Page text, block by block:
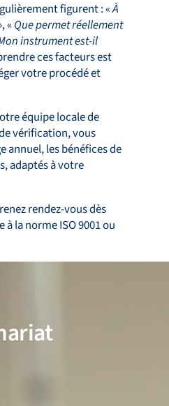
figurent : «À
« Que permet réellement
instrument est-il
ces facteurs est
votre procédé et
équipe locale de
vérification, vous
les bénéfices de
adaptés à votre
rendez-vous dès
la norme ISO 9001 ou